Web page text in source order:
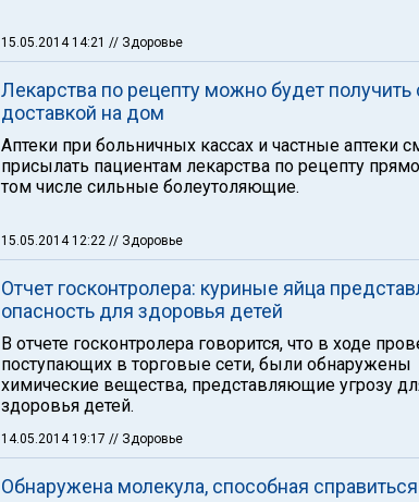
15.05.2014 14:21 // Здоровье
Лекарства по рецепту можно будет получить
доставкой на дом
Аптеки при больничных кассах и частные аптеки
присылать пациентам лекарства по рецепту
том числе сильные болеутоляющие.
15.05.2014 12:22 // Здоровье
Отчет госконтролера: куриные яйца
опасность для здоровья детей
В отчете госконтролера говорится, что в ходе
поступающих в торговые сети, были обнаружены
химические вещества, представляющие угрозу
здоровья детей.
14.05.2014 19:17 // Здоровье
Обнаружена молекула, способная